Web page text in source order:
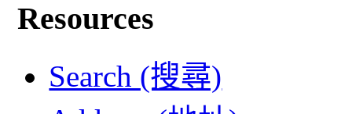
Resources
Search (搜尋)